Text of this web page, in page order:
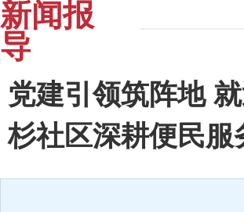
新闻报
导
党建引领筑阵地
杉社区深耕便民